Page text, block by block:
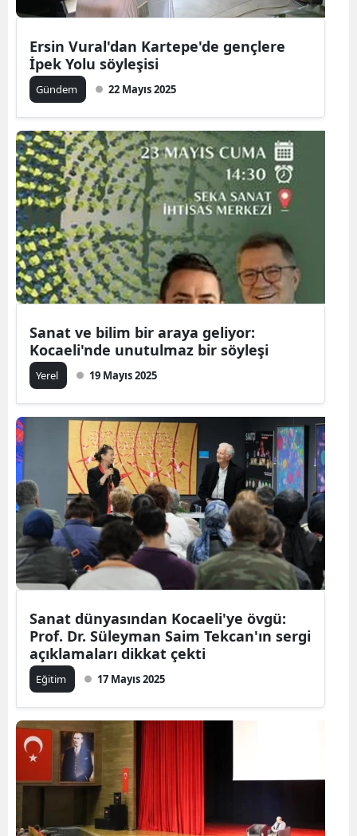
Ersin Vural'dan Kartepe'de gençlere
İpek Yolu söyleşisi
Gündem 22 Mayıs 2025
Sanat ve bilim bir araya geliyor:
Kocaeli'nde unutulmaz bir söyleşi
Yerel 19 Mayıs 2025
Sanat dünyasından Kocaeli'ye övgü:
Prof. Dr. Süleyman Saim Tekcan'ın sergi
açıklamaları dikkat çekti
Eğitim 17 Mayıs 2025